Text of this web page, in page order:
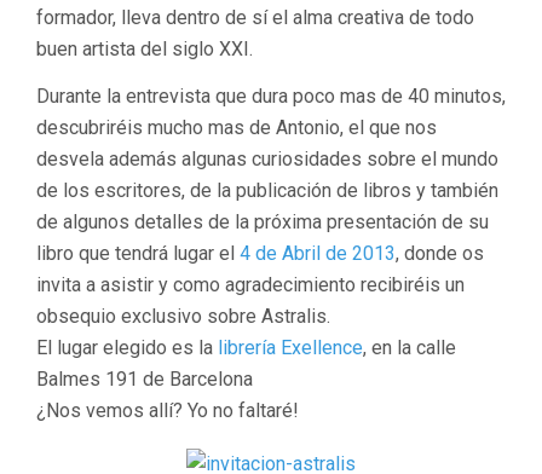
formador, lleva dentro de sí el alma creativa de todo
buen artista del siglo XXI.
Durante la entrevista que dura poco mas de 40 minutos,
descubriréis mucho mas de Antonio, el que nos
desvela además algunas curiosidades sobre el mundo
de los escritores, de la publicación de libros y también
de algunos detalles de la próxima presentación de su
libro que tendrá lugar el 4 de Abril de 2013, donde os
invita a asistir y como agradecimiento recibiréis un
obsequio exclusivo sobre Astralis.
El lugar elegido es la librería Exellence, en la calle
Balmes 191 de Barcelona
¿Nos vemos allí? Yo no faltaré!